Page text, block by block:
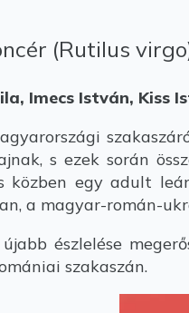
(Rutilus
Imecs István, Kiss
s ezek során
közben egy adult
a magyar-román-
észlelése
szakaszán.